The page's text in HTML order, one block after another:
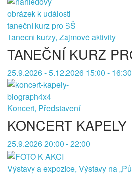
Taneční kurzy, Zájmové aktivity
TANEČNÍ KURZ
25.9.2026 - 5.12.2026 15:00 - 16:30
Koncert, Představení
KONCERT KAPELY
25.9.2026 20:00 - 22:00
Výstavy a expozice, Výstavy na